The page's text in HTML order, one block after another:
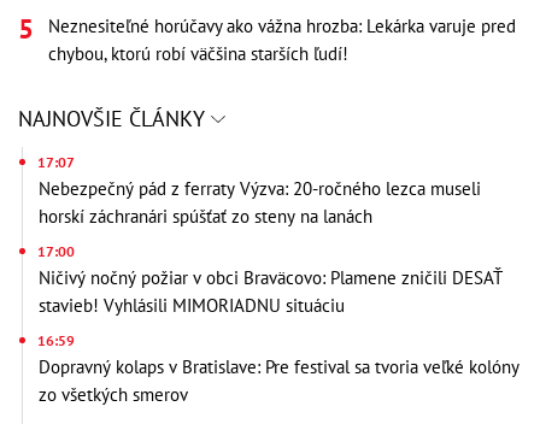
Neznesiteľné horúčavy ako vážna hrozba: Lekárka varuje pred
chybou, ktorú robí väčšina starších ľudí!
NAJNOVŠIE ČLÁNKY
17:07
Nebezpečný pád z ferraty Výzva: 20-ročného lezca museli
horskí záchranári spúšťať zo steny na lanách
17:00
Ničivý nočný požiar v obci Braväcovo: Plamene zničili DESAŤ
stavieb! Vyhlásili MIMORIADNU situáciu
16:59
Dopravný kolaps v Bratislave: Pre festival sa tvoria veľké kolóny
zo všetkých smerov